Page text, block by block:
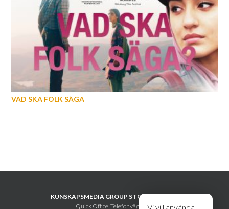
VAD SKA FOLK SÄGA
KUNSKAPSMEDIA GROUP STOCKHOLM AB
Quick Office, Telefonvägen 30